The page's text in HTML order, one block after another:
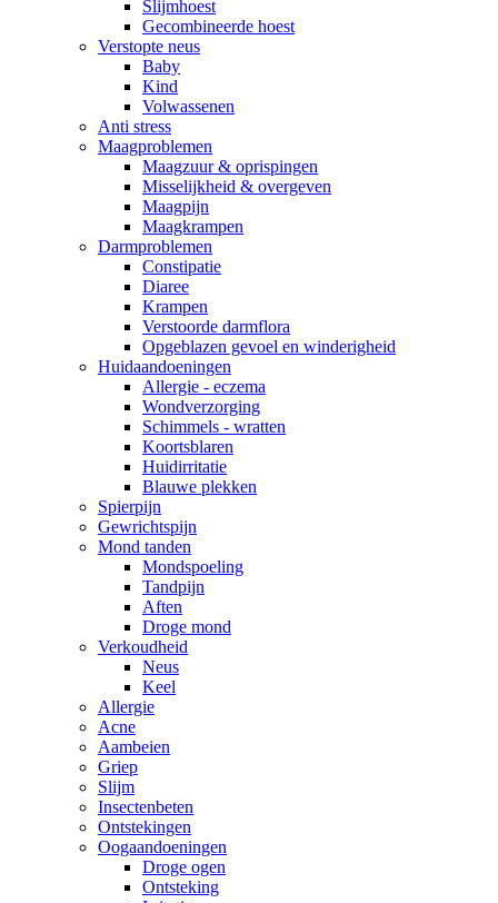
Slijmhoest
Gecombineerde hoest
Verstopte neus
Baby
Kind
Volwassenen
Anti stress
Maagproblemen
Maagzuur & oprispingen
Misselijkheid & overgeven
Maagpijn
Maagkrampen
Darmproblemen
Constipatie
Diaree
Krampen
Verstoorde darmflora
Opgeblazen gevoel en winderigheid
Huidaandoeningen
Allergie - eczema
Wondverzorging
Schimmels - wratten
Koortsblaren
Huidirritatie
Blauwe plekken
Spierpijn
Gewrichtspijn
Mond tanden
Mondspoeling
Tandpijn
Aften
Droge mond
Verkoudheid
Neus
Keel
Allergie
Acne
Aambeien
Griep
Slijm
Insectenbeten
Ontstekingen
Oogaandoeningen
Droge ogen
Ontsteking